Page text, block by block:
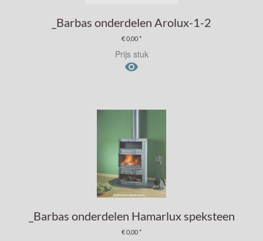
_Barbas onderdelen Arolux-1-2
€ 0,00 *
Prijs stuk

_Barbas onderdelen Hamarlux speksteen
€ 0,00 *